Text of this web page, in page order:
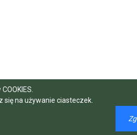
się na używanie ciasteczek.